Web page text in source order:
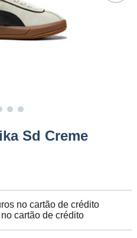
Sd Creme
no cartão de crédito
cartão de crédito